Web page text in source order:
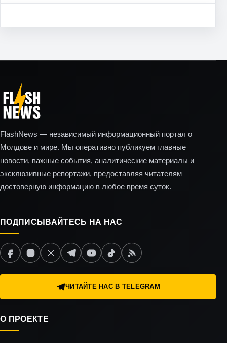
FlashNews — независимый информационный портал о
Молдове и мире. Мы оперативно публикуем главные
новости, важные события, аналитические материалы и
эксклюзивные репортажи, предоставляя читателям
достоверную информацию в любое время суток.
ПОДПИСЫВАЙТЕСЬ НА НАС
ЧИТАЙТЕ НАС В TELEGRAM
О ПРОЕКТЕ